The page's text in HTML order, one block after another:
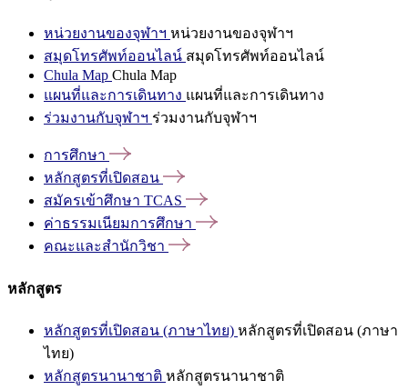
หน่วยงานของจุฬาฯ หน่วยงานของจุฬาฯ
สมุดโทรศัพท์ออนไลน์ สมุดโทรศัพท์ออนไลน์
Chula Map Chula Map
แผนที่และการเดินทาง แผนที่และการเดินทาง
ร่วมงานกับจุฬาฯ ร่วมงานกับจุฬาฯ
การศึกษา
หลักสูตรที่เปิดสอน
สมัครเข้าศึกษา TCAS
ค่าธรรมเนียมการศึกษา
คณะและสำนักวิชา
หลักสูตร
หลักสูตรที่เปิดสอน (ภาษาไทย) หลักสูตรที่เปิดสอน (ภาษา
ไทย)
หลักสูตรนานาชาติ หลักสูตรนานาชาติ